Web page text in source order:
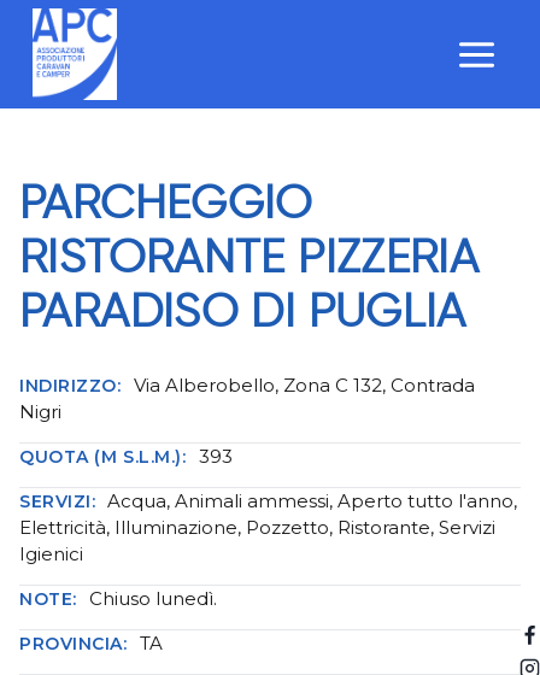
Salta
contenuto
PARCHEGGIO
RISTORANTE PIZZERIA
PARADISO DI PUGLIA
INDIRIZZO:
Via Alberobello, Zona C 132, Contrada
Nigri
QUOTA (M S.L.M.): 393
SERVIZI: Acqua, Animali ammessi, Aperto tutto l'anno,
Elettricità, Illuminazione, Pozzetto, Ristorante, Servizi
Igienici
NOTE: Chiuso lunedì.
PROVINCIA: TA